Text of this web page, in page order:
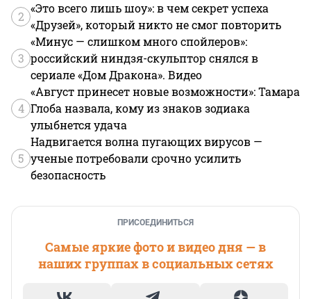
2
«Это всего лишь шоу»: в чем секрет успеха
«Друзей», который никто не смог повторить
3
«Минус — слишком много спойлеров»:
российский ниндзя-скульптор снялся в
сериале «Дом Дракона». Видео
4
«Август принесет новые возможности»: Тамара
Глоба назвала, кому из знаков зодиака
улыбнется удача
5
Надвигается волна пугающих вирусов —
ученые потребовали срочно усилить
безопасность
ПРИСОЕДИНИТЬСЯ
Самые яркие фото и видео дня — в
наших группах в социальных сетях